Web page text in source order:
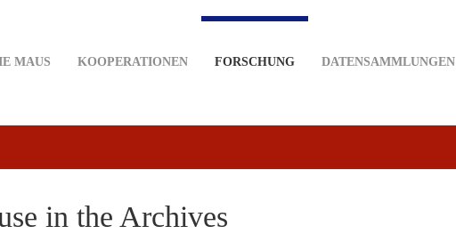
MAUS KOOPERATIONEN FORSCHUNG DATENSAMMLUNGEN
in the Archives